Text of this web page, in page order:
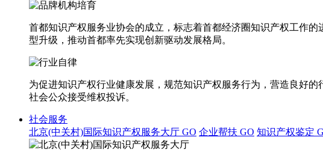
首都知识产权服务业协会的成立，标志着首都经济圈知识产权工作
型升级，推动首都率先实现创新驱动发展格局。
为促进知识产权行业健康发展，规范知识产权服务行为，营造良好
社会公众接受维权投诉。
社会服务
北京(中关村)国际知识产权服务大厅 GO 企业帮扶 GO 知识产权鉴定